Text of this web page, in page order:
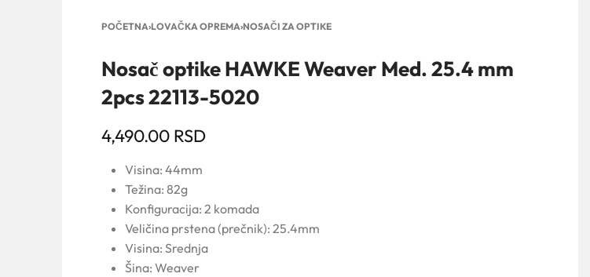
POČETNA›LOVAČKA OPREMA›NOSAČI ZA OPTIKE
Nosač optike HAWKE Weaver Med. 25.4 mm
2pcs 22113-5020
4,490.00 RSD
Visina: 44mm
Težina: 82g
Konfiguracija: 2 komada
Veličina prstena (prečnik): 25.4mm
Visina: Srednja
Šina: Weaver